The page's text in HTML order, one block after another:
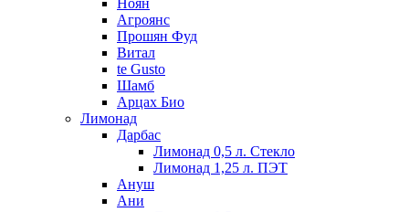
Ноян
Агроянс
Прошян Фуд
Витал
te Gusto
Шамб
Арцах Био
Лимонад
Дарбас
Лимонад 0,5 л. Стекло
Лимонад 1,25 л. ПЭТ
Ануш
Ани